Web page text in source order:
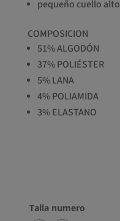
pequeño cuello alto
COMPOSICION
51% ALGODÓN
37% POLIÉSTER
5% LANA
4% POLIAMIDA
3% ELASTANO
Talla numero